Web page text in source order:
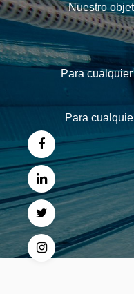
Nuestro
Para
Para